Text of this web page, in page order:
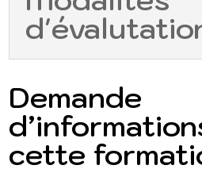
Demande
cette